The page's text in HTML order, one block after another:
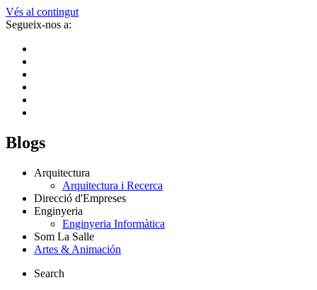
Vés al contingut
Segueix-nos a:
Blogs
Arquitectura
Arquitectura i Recerca
Direcció d'Empreses
Enginyeria
Enginyeria Informàtica
Som La Salle
Artes & Animación
Search